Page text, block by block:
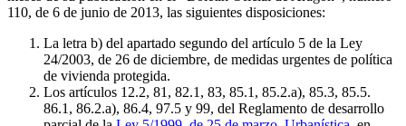
110, de 6 de junio de 2013, las siguientes disposiciones:
La letra b) del apartado segundo del artículo 5 de la Ley
24/2003, de 26 de diciembre, de medidas urgentes de política
de vivienda protegida.
Los artículos 12.2, 81, 82.1, 83, 85.1, 85.2.a), 85.3, 85.5.
86.1, 86.2.a), 86.4, 97.5 y 99, del Reglamento de desarrollo